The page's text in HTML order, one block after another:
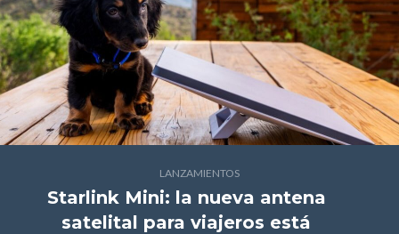
LANZAMIENTOS
Starlink Mini: la nueva antena
satelital para viajeros está